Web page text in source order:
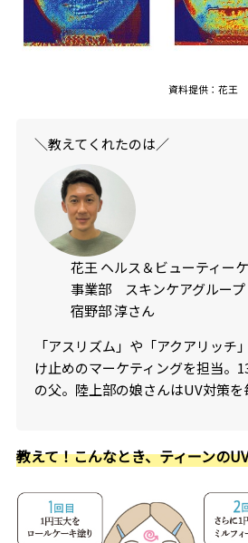
資料提供：花王
＼教えてくれたのは／
花王 ヘルス＆ビューティー
事業部 スキンケアグルー
宿野部 淳さん
「アスリズム」や「アクアリッチ
け止めのマーケティングを担当。
の父。陸上部の娘さんはUV対策を
教えて！こんなとき、ティーンの